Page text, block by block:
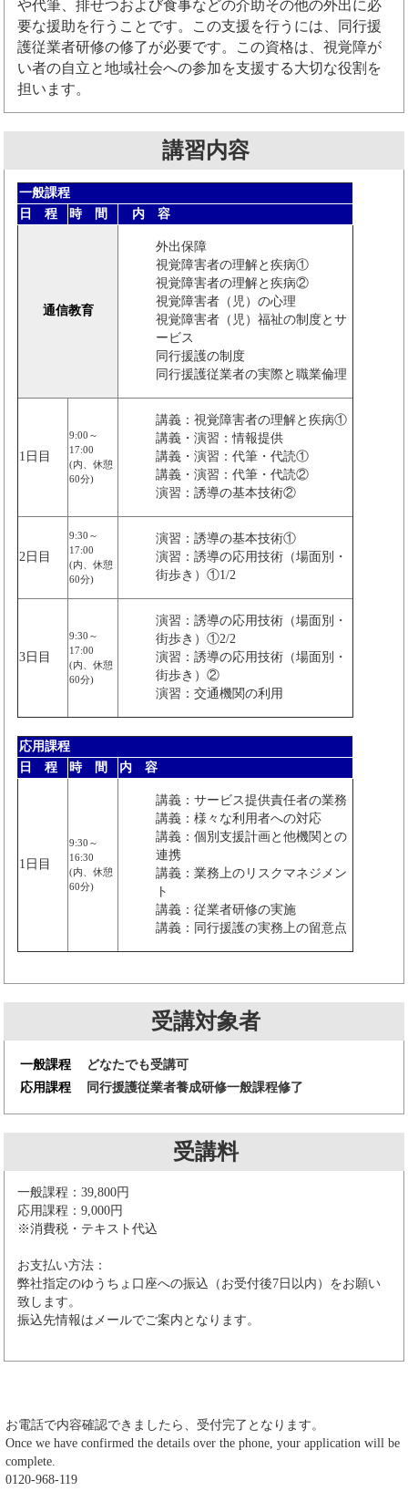
や代筆、排せつおよび食事などの介助その他の外出に必
要な援助を行うことです。この支援を行うには、同行援
護従業者研修の修了が必要です。この資格は、視覚障が
い者の自立と地域社会への参加を支援する大切な役割を
担います。
講習内容
一般課程
日 程
時 間 内 容
通信教育
外出保障
視覚障害者の理解と疾病①
視覚障害者の理解と疾病②
視覚障害者（児）の心理
視覚障害者（児）福祉の制度とサ
ービス
同行援護の制度
同行援護従業者の実際と職業倫理
1日目
9:00～
17:00
(内、休憩
60分)
講義：視覚障害者の理解と疾病①
講義・演習：情報提供
講義・演習：代筆・代読①
講義・演習：代筆・代読②
演習：誘導の基本技術②
2日目
9:30～
17:00
(内、休憩
60分)
演習：誘導の基本技術①
演習：誘導の応用技術（場面別・
街歩き）①1/2
3日目
9:30～
17:00
(内、休憩
60分)
演習：誘導の応用技術（場面別・
街歩き）①2/2
演習：誘導の応用技術（場面別・
街歩き）②
演習：交通機関の利用
応用課程
日 程
時 間 内 容
1日目
9:30～
16:30
(内、休憩
60分)
講義：サービス提供責任者の業務
講義：様々な利用者への対応
講義：個別支援計画と他機関との
連携
講義：業務上のリスクマネジメン
ト
講義：従業者研修の実施
講義：同行援護の実務上の留意点
受講対象者
一般課程
どなたでも受講可
応用課程
同行援護従業者養成研修一般課程修了
受講料
一般課程：39,800円
応用課程：9,000円
※消費税・テキスト代込
お支払い方法：
弊社指定のゆうちょ口座への振込（お受付後7日以内）をお願い
致します。
振込先情報はメールでご案内となります。
お電話で内容確認できましたら、受付完了となります。
Once we have confirmed the details over the phone, your application will be
complete.
0120-968-119